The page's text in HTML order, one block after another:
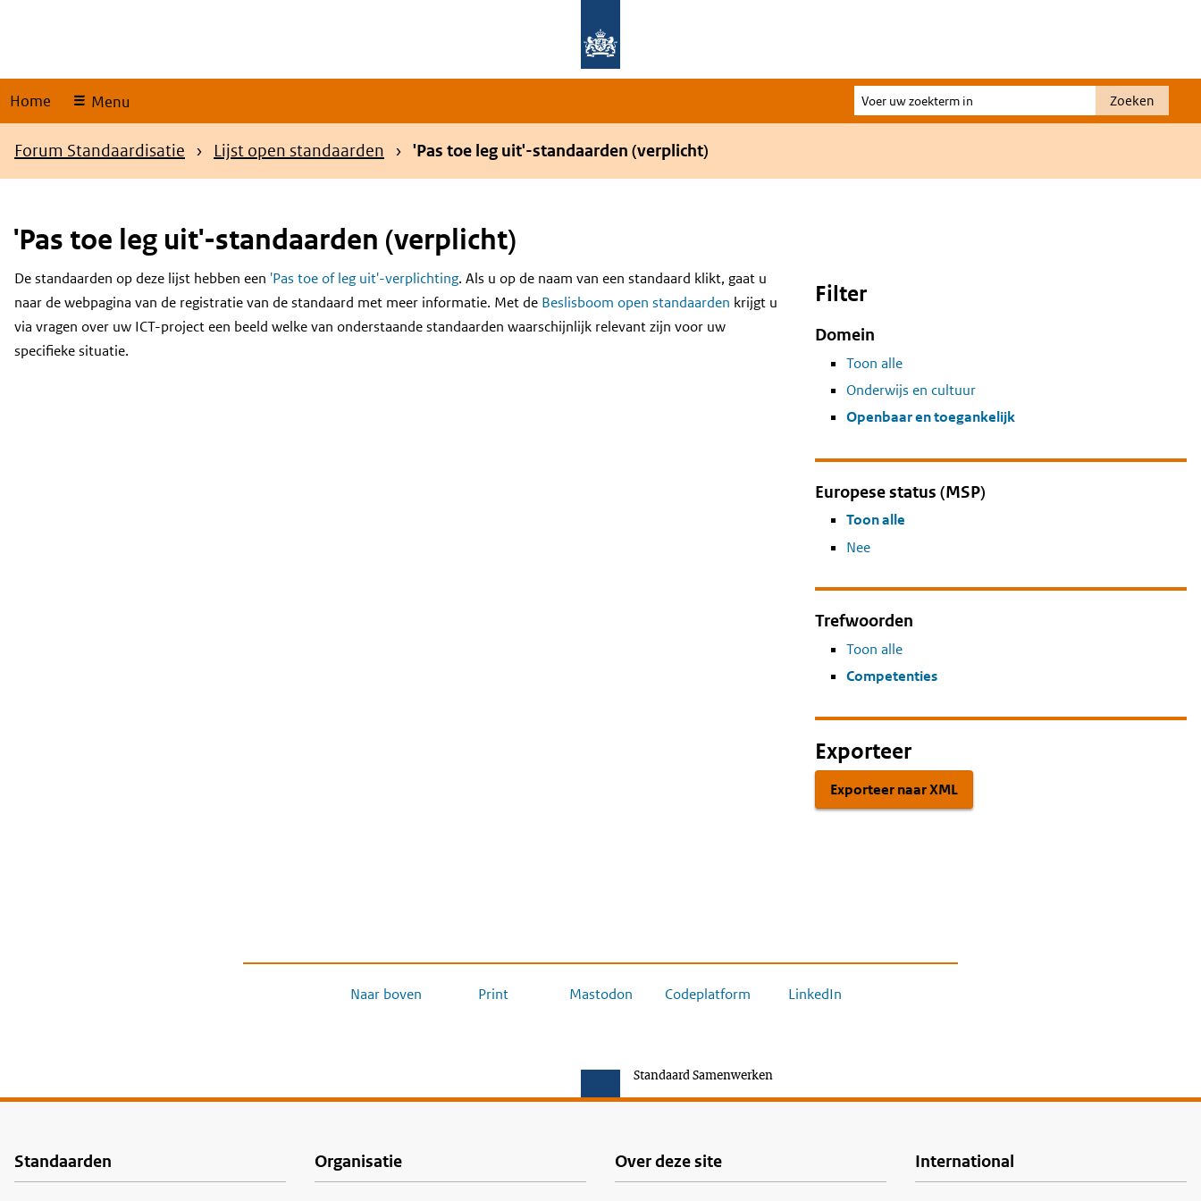
Home Menu
Voer
uw
Zoeken
Kruimelpad
Forum Standaardisatie Lijst open standaarden 'Pas toe leg uit'-standaarden (verplicht)
'Pas toe leg uit'-standaarden (verplicht)
Content
De standaarden op deze lijst hebben een 'Pas toe of leg uit'-verplichting. Als u op de naam van een standaard klikt, gaat u
naar de webpagina van de registratie van de standaard met meer informatie. Met de Beslisboom open standaarden krijgt u
via vragen over uw ICT-project een beeld welke van onderstaande standaarden waarschijnlijk relevant zijn voor uw
specifieke situatie.
Filter
Domein
Toon alle
Onderwijs en cultuur
Openbaar en toegankelijk
Europese status (MSP)
Toon alle
Nee
Trefwoorden
Toon alle
Competenties
Exporteer
Exporteer naar XML
Naar boven Print Mastodon Codeplatform LinkedIn
Standaard Samenwerken
Voet
Standaarden Organisatie Over deze site International